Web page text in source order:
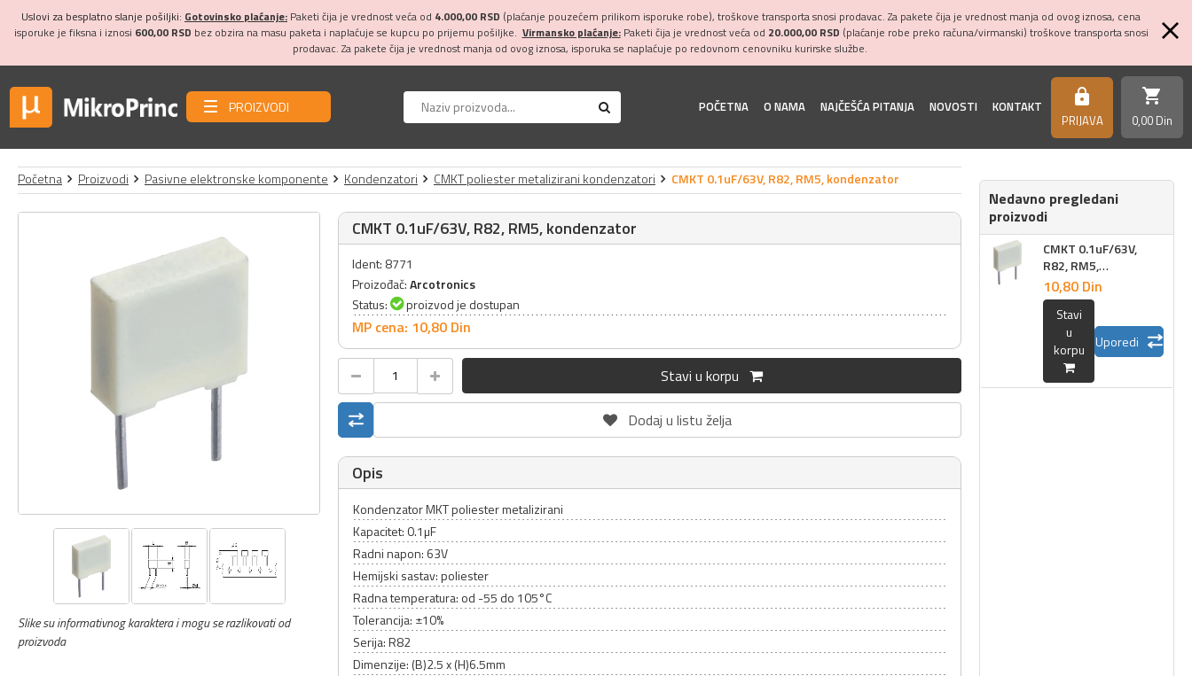
Uslovi za besplatno slanje pošiljki: Gotovinsko plaćanje: Paketi čija je vrednost veća od 4.000,00 RSD (plaćanje pouzećem prilikom isporuke robe), troškove transporta snosi prodavac. Za pakete čija je vrednost manja od ovog iznosa, cena
isporuke je fiksna i iznosi 600,00 RSD bez obzira na masu paketa i naplaćuje se kupcu po prijemu pošiljke. Virmansko plaćanje:Paketi čija je vrednost veća od 20.000,00 RSD (plaćanje robe preko računa/virmanski) troškove transporta snosi
prodavac. Za pakete čija je vrednost manja od ovog iznosa, isporuka se naplaćuje po redovnom cenovniku kurirske službe.
PROIZVODI POČETNA O NAMA NAJČEŠĆA PITANJA NOVOSTI KONTAKT https
PRIJAVA
shopping_cart
0,00 Din
Početna Proizvodi Pasivne elektronske komponente Kondenzatori CMKT poliester metalizirani kondenzatori CMKT 0.1uF/63V, R82, RM5, kondenzator
Slike su informativnog karaktera i mogu se razlikovati od
proizvoda
CMKT 0.1uF/63V, R82, RM5, kondenzator
Ident: 8771
Proizođač:Arcotronics
Status:
proizvod je dostupan
MP cena: 10,80 Din
Stavi u korpu
Dodaj u listu želja
Opis
Kondenzator MKT poliester metalizirani
Kapacitet: 0.1µF
Radni napon: 63V
Hemijski sastav: poliester
Radna temperatura: od -55 do 105°C
Tolerancija: ±10%
Serija: R82
Dimenzije: (B)2.5 x (H)6.5mm
Nedavno pregledani
proizvodi
CMKT 0.1uF/63V,
R82, RM5,
kondenzator
10,80 Din
Stavi
u
korpu
Uporedi